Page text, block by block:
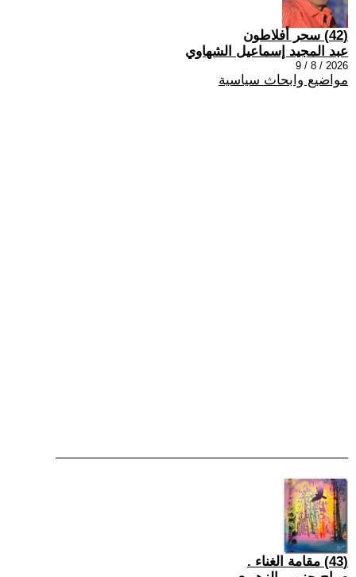
(42) سحر أفلاطون
عبد المجيد إسماعيل الشهاوي
2026 / 8 / 9
مواضيع وابحاث سياسية
(43) مقامة الغناء .